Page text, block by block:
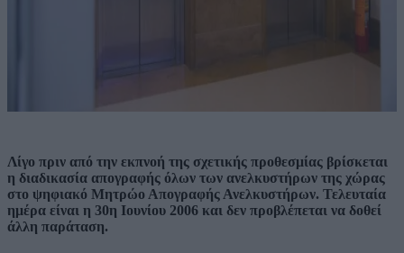
Λίγο πριν από την εκπνοή της σχετικής προθεσμίας βρίσκεται
η διαδικασία απογραφής όλων των ανελκυστήρων της χώρας
στο ψηφιακό Μητρώο Απογραφής Ανελκυστήρων. Τελευταία
ημέρα είναι η 30η Ιουνίου 2006 και δεν προβλέπεται να δοθεί
άλλη παράταση.